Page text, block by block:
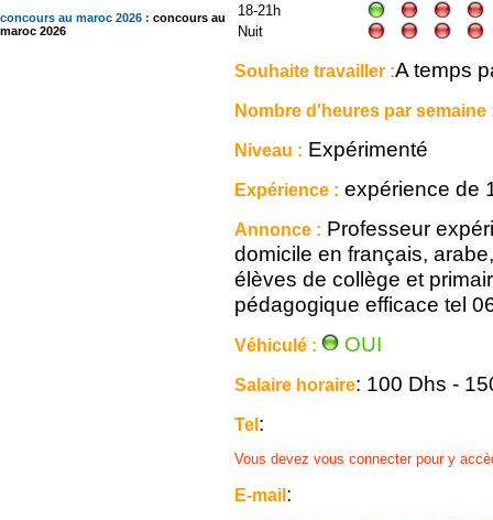
concours au maroc 2026 : concours au
maroc 2026
18-21h
Nuit
Souhaite travailler :A temps
Nombre d'heures par semaine
Niveau : Expérimenté
Expérience : expérience de
Annonce : Professeur
domicile en français,
élèves de collège et
pédagogique efficace tel
Véhiculé : OUI
Salaire horaire: 100 Dhs -
Tel:
Vous devez vous connecter pour y
E-mail: